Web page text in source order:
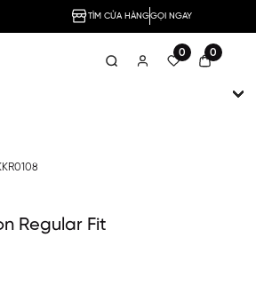
TÌM CỬA HÀNGGỌI NGAY
0 0
Regular Fit